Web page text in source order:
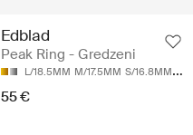
XS/16.0MM
Edblad
Peak Ring - Gredzeni
L/18.5MM M/17.5MM S/16.8MM
55 €